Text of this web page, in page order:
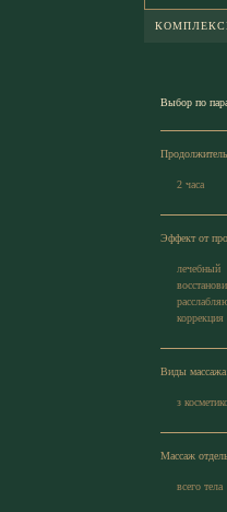
Выбор по
2 часа
Эффект от
лечебный
Виды массажа:
з
Массаж
всего тела